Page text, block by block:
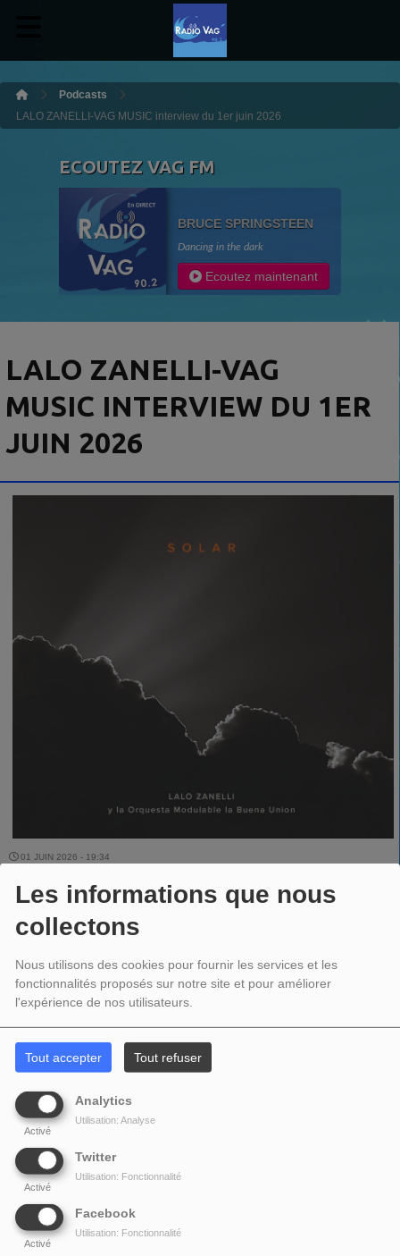
Les informations que nous
collectons
Nous utilisons des cookies pour fournir les services et les
fonctionnalités proposés sur notre site et pour améliorer
l'expérience de nos utilisateurs.
Tout accepter Tout refuser
Analytics
Activé
Utilisation: Analyse
Twitter
Activé
Utilisation: Fonctionnalité
Facebook
Activé
Utilisation: Fonctionnalité
Podcasts
LALO ZANELLI-VAG MUSIC interview du 1er juin 2026
ECOUTEZ VAG FM
BRUCE SPRINGSTEEN
Dancing in the dark
Ecoutez maintenant
LALO ZANELLI-VAG
MUSIC INTERVIEW DU 1ER
JUIN 2026
01 JUIN 2026 - 19:34
LALO ZANELLI-VAG MUSIC interview du 1er juin 2026
00:00 28:44
PARTAGEZ !
COMMENTAIRES(0)
Vous devez être connecté pour commenter